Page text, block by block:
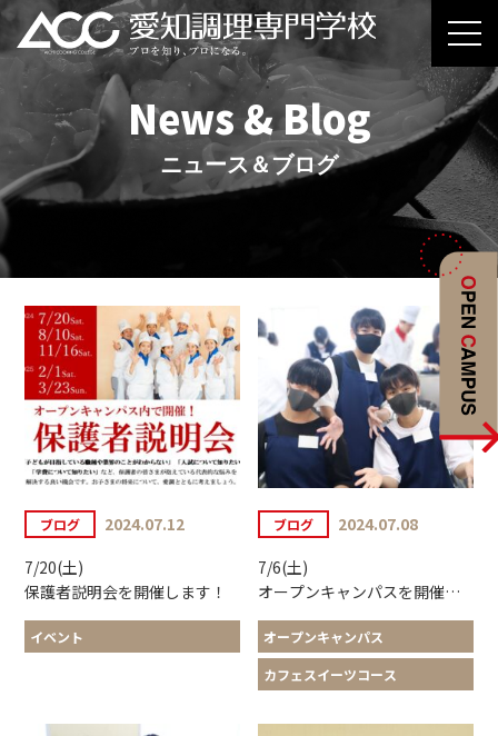
News & Blog
ニュース＆ブログ
ブログ
2024.07.12
7/20(土)
保護者説明会を開催します！
イベント
ブログ
2024.07.08
7/6(土)
オープンキャンパスを開催しました
オープンキャンパス
カフェスイーツコース